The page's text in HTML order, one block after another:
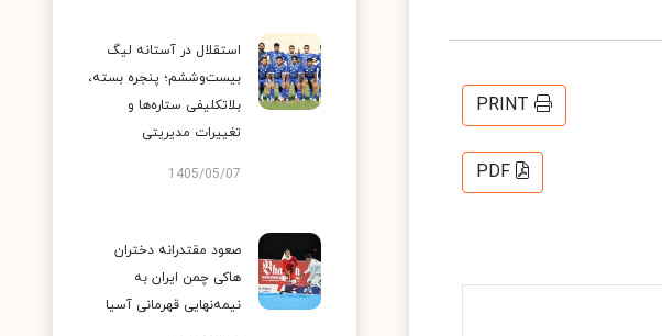
PRINT
PDF
استقلال در آستانه لیگ
بیست‌وششم؛ پنجره بسته،
بلاتکلیفی ستاره‌ها و
تغییرات مدیریتی
1405/05/07
صعود مقتدرانه دختران
هاکی چمن ایران به
نیمه‌نهایی قهرمانی آسیا